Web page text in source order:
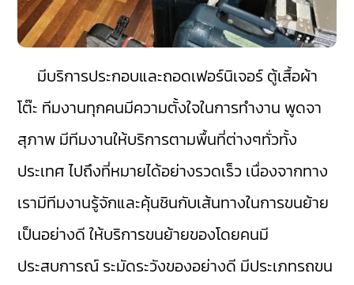
มีบริการประกอบและถอดเฟอร์นิเจอร์ ตู้เสื้อผ้า
โต๊ะ ทีมงานทุกคนมีความตั้งใจในการทำงาน พูดจา
สุภาพ มีทีมงานให้บริการตามพื้นที่ต่างๆทั่วทั้ง
ประเทศ ไปถึงที่หมายได้อย่างรวดเร็ว เนื่องจากทาง
เรามีทีมงานรู้จักและคุ้นชินกับเส้นทางในการขนย้าย
เป็นอย่างดี ให้บริการขนย้ายของโดยคนมี
ประสบการณ์ ระมัดระวังของอย่างดี มีประเภทรถขน